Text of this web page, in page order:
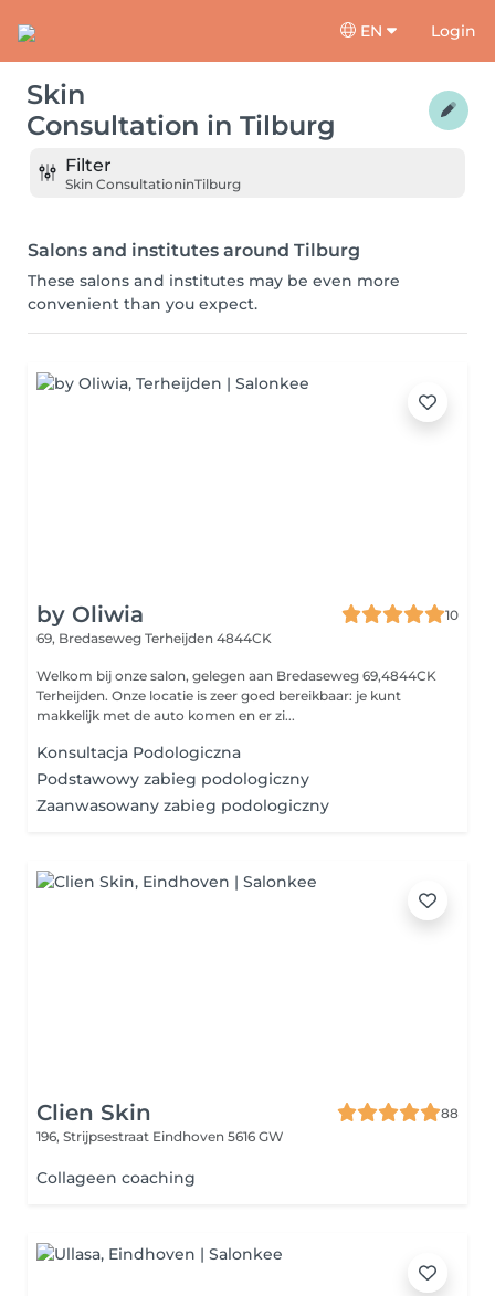
EN Login
Skin
Consultation in Tilburg
Filter
Skin ConsultationinTilburg
Salons and institutes around Tilburg
These salons and institutes may be even more
convenient than you expect.
by Oliwia
10
69, Bredaseweg Terheijden 4844CK
Welkom bij onze salon, gelegen aan Bredaseweg 69,4844CK
Terheijden. Onze locatie is zeer goed bereikbaar: je kunt
makkelijk met de auto komen en er zi...
Konsultacja Podologiczna
Podstawowy zabieg podologiczny
Zaanwasowany zabieg podologiczny
Clien Skin
88
196, Strijpsestraat Eindhoven 5616 GW
Collageen coaching